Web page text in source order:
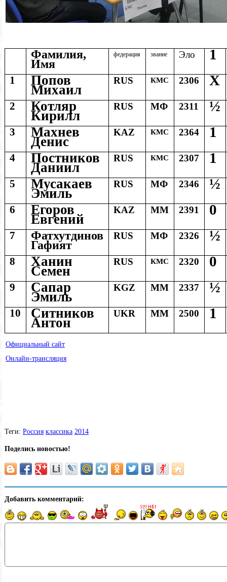
Фамилия,
Имя
федерация звание Эло 1
1 Попов
Михаил
RUS КМС 2306 Х
2 Котляр
Кирилл
RUS МФ 2311 ½
3 Махнев
Денис
KAZ КМС 2364 1
4 Постников
Даниил
RUS КМС 2307 1
5 Мусакаев
Эмиль
RUS МФ 2346 ½
6 Егоров
Евгений
KAZ ММ 2391 0
7 Фатхутдинов
Гафият
RUS МФ 2326 ½
8 Ханин
Семен
RUS КМС 2320 0
9 Сапар
Эмиль
KGZ ММ 2337 ½
10 Ситников
Антон
UKR ММ 2500 1
Официальный сайт
Онлайн-трансляция
Теги: Россия классика 2014
Поделись новостью!
Добавить комментарий: